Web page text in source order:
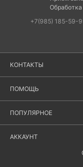
+7(985) 185-59-
КОНТАКТЫ
ПОМОЩЬ
ПОПУЛЯРНОЕ
АККАУНТ